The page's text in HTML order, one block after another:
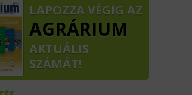
LAPOZZA VÉGIG AZ
AGRÁRIUM
AKTUÁLIS
SZÁMÁT!